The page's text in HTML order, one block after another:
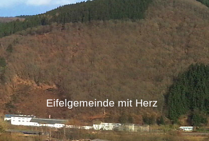
Eifelgemeinde mit Herz